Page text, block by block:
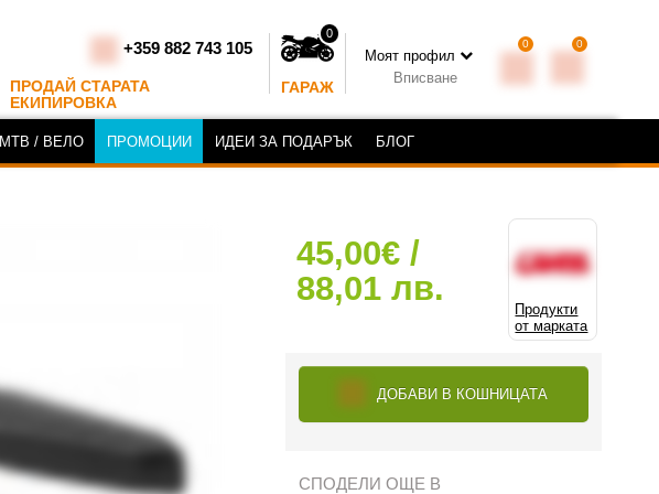
+359 882 743 105
ПРОДАЙ СТАРАТА
ЕКИПИРОВКА
0
ГАРАЖ
Моят профил
Вписване
0 0
MTB / ВЕЛО ПРОМОЦИИ ИДЕИ ЗА ПОДАРЪК БЛОГ
Продукти
от марката
45,00€ /
88,01 лв.
ДОБАВИ В КОШНИЦАТА
СПОДЕЛИ ОЩЕ В